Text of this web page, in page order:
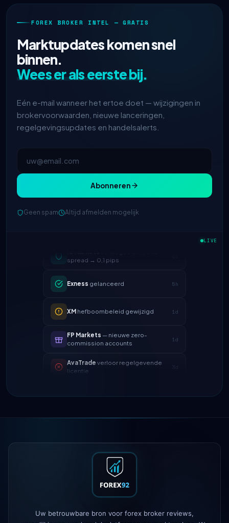
FOREX BROKER INTEL — GRATIS
Marktupdates komen snel
binnen.
Wees er als eerste bij.
Eén e-mail wanneer het ertoe doet — wijzigingen in
brokervoorwaarden, nieuwe lanceringen,
regelgevingsupdates en handelsalerts.
Abonneren
Geen spam Altijd afmelden mogelijk
LIVE
commission accounts
licentie
hefboombeleid gewijzigd
FP Markets— nieuwe zero-
commission accounts
AvaTradeverloor regelgevende
Uw betrouwbare bron voor forex broker reviews,